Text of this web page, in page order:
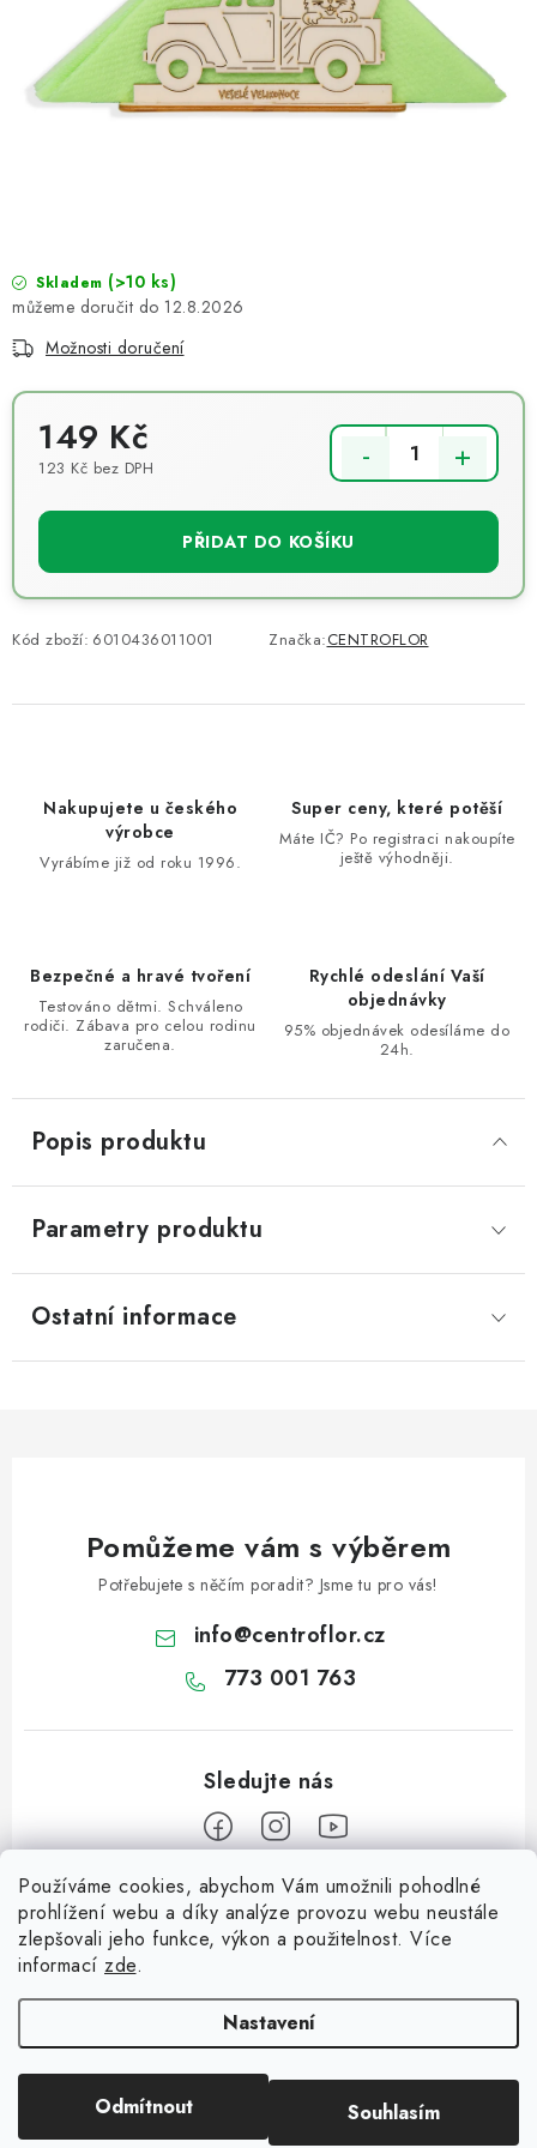
Používáme cookies, abychom Vám umožnili pohodlné
prohlížení webu a díky analýze provozu webu neustále
zlepšovali jeho funkce, výkon a použitelnost. Více
informací zde.
Nastavení
Odmítnout Souhlasím
TIPY NA TVOŘENÍ
Skladem (>10 ks)
12.8.2026
Možnosti doručení
149 Kč
123 Kč bez DPH
PŘIDAT DO KOŠÍKU
Kód zboží: 6010436011001 Značka:CENTROFLOR
Nakupujete u českého
výrobce
Vyrábíme již od roku 1996.
Super ceny, které potěší
Máte IČ? Po registraci nakoupíte
ještě výhodněji.
Bezpečné a hravé tvoření
Testováno dětmi. Schváleno
rodiči. Zábava pro celou rodinu
zaručena.
Rychlé odeslání Vaší
objednávky
95% objednávek odesíláme do
24h.
Popis produktu
Parametry produktu
Ostatní informace
Pomůžeme vám s výběrem
Potřebujete s něčím poradit? Jsme tu pro vás!
info@centroflor.cz
773 001 763
Informace pro vás
Dopravné
Kontaktujte nás
Hodnocení obchodu
Tipy na tvoření
Jutový Mikuláš, anděl a čert - perfektní zábava pro děti
Mikuláš, anděl a čert - perfektní tvoření pro děti
Vytvořil Shoptet
Copyright 2026CENTROFLOR, s.r.o. . Všechna práva vyhrazena.